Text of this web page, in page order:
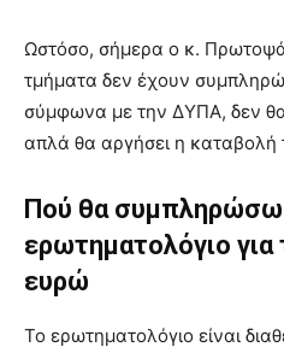
Ωστόσο, σήμερα ο κ.
τμήματα δεν έχουν
σύμφωνα με την ΔΥΠΑ, δεν
απλά θα αργήσει η καταβολή
Πού θα συμπληρώσω
ερωτηματολόγιο
ευρώ
Το ερωτηματολόγιο είναι